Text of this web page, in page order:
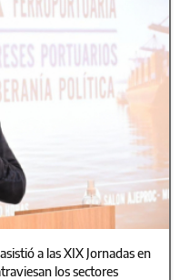
a las XIX Jornadas en
los sectores